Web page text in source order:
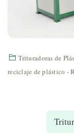
Trituradoras de
reciclaje de plástico -